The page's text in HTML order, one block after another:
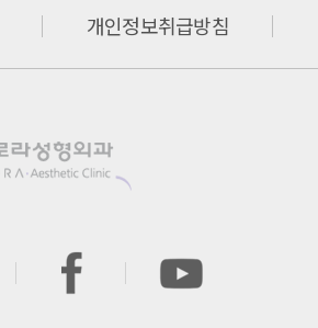
개인정보취급방침